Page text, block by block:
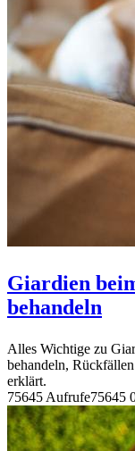
Giardien
behandeln
Alles Wichtige zu
behandeln,
erklärt.
75645 Aufrufe75645